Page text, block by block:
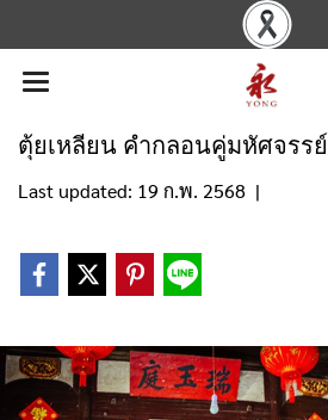
ตุ้ยเหลียน คำกลอนคู่มหัศจรรย์
Last updated: 19 ก.พ. 2568 |